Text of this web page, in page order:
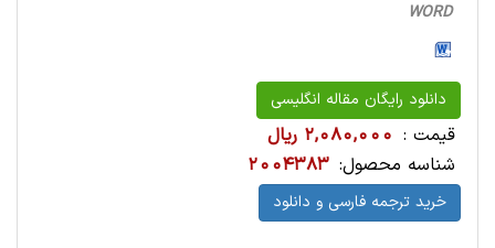
WORD
دانلود رایگان مقاله انگلیسی
قیمت : 2,080,000 ریال
شناسه محصول: 2004383
خرید ترجمه فارسی و دانلود